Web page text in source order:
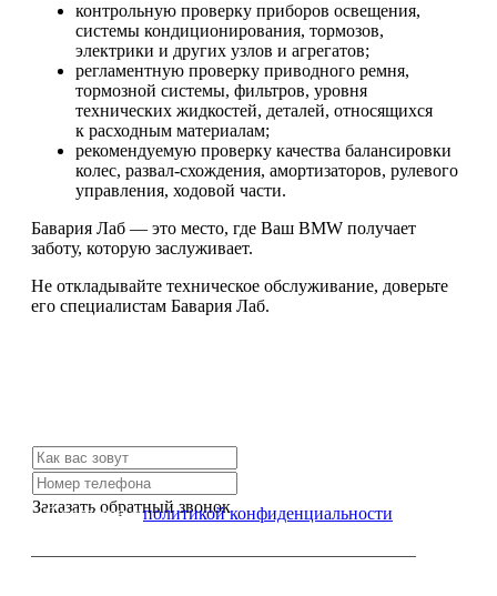
контрольную проверку приборов освещения,
системы кондиционирования, тормозов,
электрики и других узлов и агрегатов;
регламентную проверку приводного ремня,
тормозной системы, фильтров, уровня
технических жидкостей, деталей, относящихся
к расходным материалам;
рекомендуемую проверку качества балансировки
колес, развал-схождения, амортизаторов, рулевого
управления, ходовой части.
Бавария Лаб — это место, где Ваш BMW получает
заботу, которую заслуживает.
Не откладывайте техническое обслуживание, доверьте
его специалистам Бавария Лаб.
Заказать обратный звонок
Я согласен сполитикой конфиденциальности